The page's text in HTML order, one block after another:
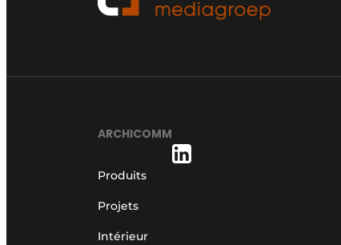
ARCHICOMM
Produits
Projets
Intérieur